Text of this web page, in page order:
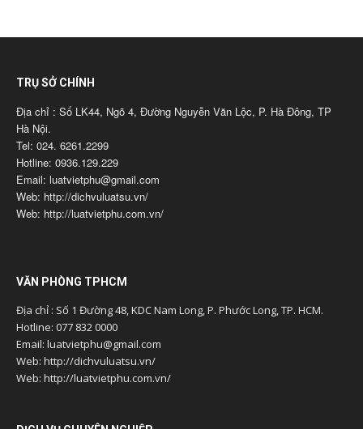
TRỤ SỞ CHÍNH
Địa chỉ : Số LK44, Ngõ 4, Đường Nguyễn Văn Lộc, P. Hà Đông, TP
Hà Nội.
Tel: 024. 6261.2299
Hotline: 0936.129.229
Email: luatvietphu@gmail.com
Web: http://dichvuluatsu.vn/
Web: http://luatvietphu.com.vn/
VĂN PHÒNG TPHCM
Địa chỉ : Số 1 Đường 48, KDC Nam Long, P. Phước Long, TP. HCM.
Hotline: 077 832 0000
Email: luatvietphu@gmail.com
Web: http://dichvuluatsu.vn/
Web: http://luatvietphu.com.vn/